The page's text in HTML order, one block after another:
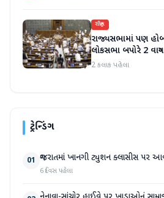
રાષ્ટ્રીય
રાજ્યસભામાં પણ
લોકસભા બપોરે 2
2 કલાક પહેલા
ટ્રેન્ડિંગ
01 ગુજરાતમાં ખાનગી ટ્યુશન ક્લાસીસ પર
6 દિવસ પહેલા